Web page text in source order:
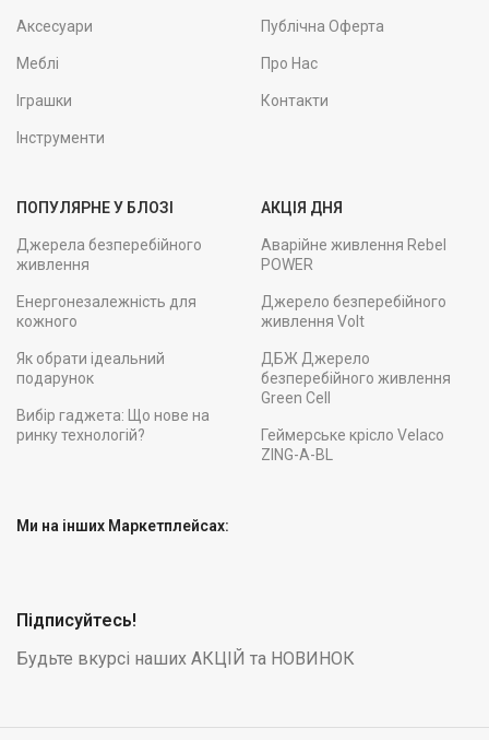
Аксесуари
Меблі
Іграшки
Інструменти
Публічна Оферта
Про Нас
Контакти
ПОПУЛЯРНЕ У БЛОЗІ
Джерела безперебійного
живлення
Енергонезалежність для
кожного
Як обрати ідеальний
подарунок
Вибір гаджета: Що нове на
ринку технологій?
АКЦІЯ ДНЯ
Аварійне живлення Rebel
POWER
Джерело безперебійного
живлення Volt
ДБЖ Джерело
безперебійного живлення
Green Cell
Геймерське крісло Velaco
ZING-A-BL
Ми на інших Маркетплейсах:
Підписуйтесь!
Будьте вкурсі наших АКЦІЙ та НОВИНОК